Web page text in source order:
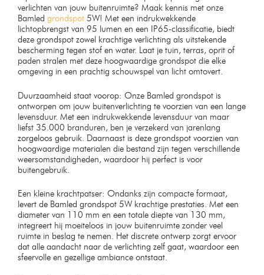
verlichten van jouw buitenruimte? Maak kennis met onze
Bamled grondspot 5W! Met een indrukwekkende
lichtopbrengst van 95 lumen en een IP65-classificatie, biedt
deze grondspot zowel krachtige verlichting als uitstekende
bescherming tegen stof en water. Laat je tuin, terras, oprit of
paden stralen met deze hoogwaardige grondspot die elke
omgeving in een prachtig schouwspel van licht omtovert.
Duurzaamheid staat voorop: Onze Bamled grondspot is
ontworpen om jouw buitenverlichting te voorzien van een lange
levensduur. Met een indrukwekkende levensduur van maar
liefst 35.000 branduren, ben je verzekerd van jarenlang
zorgeloos gebruik. Daarnaast is deze grondspot voorzien van
hoogwaardige materialen die bestand zijn tegen verschillende
weersomstandigheden, waardoor hij perfect is voor
buitengebruik.
Een kleine krachtpatser: Ondanks zijn compacte formaat,
levert de Bamled grondspot 5W krachtige prestaties. Met een
diameter van 110 mm en een totale diepte van 130 mm,
integreert hij moeiteloos in jouw buitenruimte zonder veel
ruimte in beslag te nemen. Het discrete ontwerp zorgt ervoor
dat alle aandacht naar de verlichting zelf gaat, waardoor een
sfeervolle en gezellige ambiance ontstaat.